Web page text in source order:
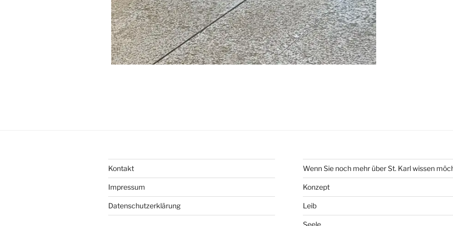
Kontakt
Impressum
Datenschutzerklärung
Wenn Sie noch mehr über St. Karl wissen
Konzept
Leib